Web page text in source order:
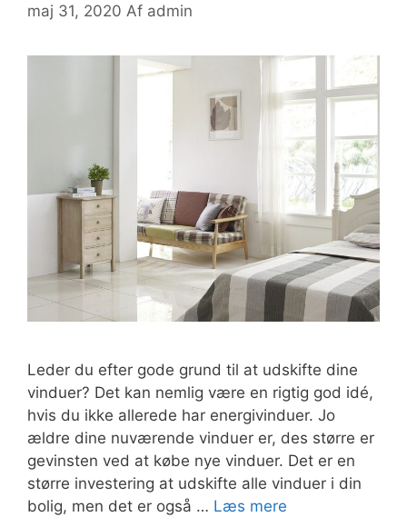
maj 31, 2020 Af admin
Leder du efter gode grund til at udskifte dine
vinduer? Det kan nemlig være en rigtig god idé,
hvis du ikke allerede har energivinduer. Jo
ældre dine nuværende vinduer er, des større er
gevinsten ved at købe nye vinduer. Det er en
større investering at udskifte alle vinduer i din
bolig, men det er også … Læs mere